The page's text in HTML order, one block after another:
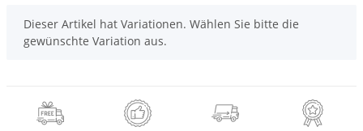
x
Dieser Artikel hat Variationen. Wählen Sie bitte die
gewünschte Variation aus.